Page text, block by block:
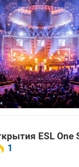
ESL One
1